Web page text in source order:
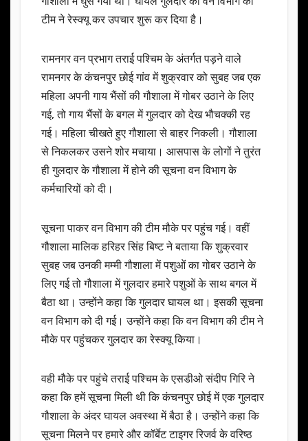
टीम ने रेस्क्यू कर उपचार शुरू कर दिया है।
रामनगर वन प्रभाग तराई पश्चिम के अंतर्गत पड़ने वाले
रामनगर के कंचनपुर छोई गांव में शुक्रवार को सुबह जब एक
महिला अपनी गाय भैंसों की गौशाला में गोबर उठाने के लिए
गई, तो गाय भैंसों के बगल में गुलदार को देख भौचक्की रह
गई। महिला चीखते हुए गौशाला से बाहर निकली। गौशाला
से निकलकर उसने शोर मचाया। आसपास के लोगों ने तुरंत
ही गुलदार के गौशाला में होने की सूचना वन विभाग के
कर्मचारियों को दी।
सूचना पाकर वन विभाग की टीम मौके पर पहुंच गई। वहीं
गौशाला मालिक हरिहर सिंह बिष्ट ने बताया कि शुक्रवार
सुबह जब उनकी मम्मी गौशाला में पशुओं का गोबर उठाने के
लिए गई तो गौशाला में गुलदार हमारे पशुओं के साथ बगल में
बैठा था। उन्होंने कहा कि गुलदार घायल था। इसकी सूचना
वन विभाग को दी गई। उन्होंने कहा कि वन विभाग की टीम ने
मौके पर पहुंचकर गुलदार का रेस्क्यू किया।
वही मौके पर पहुंचे तराई पश्चिम के एसडीओ संदीप गिरि ने
कहा कि हमें सूचना मिली थी कि कंचनपुर छोई में एक गुलदार
गौशाला के अंदर घायल अवस्था में बैठा है। उन्होंने कहा कि
सूचना मिलने पर हमारे और कॉर्बेट टाइगर रिजर्व के वरिष्ठ